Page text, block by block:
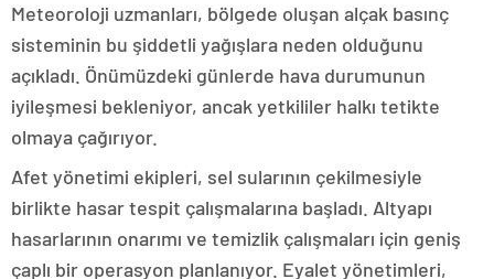
Meteoroloji uzmanları, bölgede oluşan alçak basınç
sisteminin bu şiddetli yağışlara neden olduğunu
açıkladı. Önümüzdeki günlerde hava durumunun
iyileşmesi bekleniyor, ancak yetkililer halkı tetikte
olmaya çağırıyor.
Afet yönetimi ekipleri, sel sularının çekilmesiyle
birlikte hasar tespit çalışmalarına başladı. Altyapı
hasarlarının onarımı ve temizlik çalışmaları için geniş
çaplı bir operasyon planlanıyor. Eyalet yönetimleri,